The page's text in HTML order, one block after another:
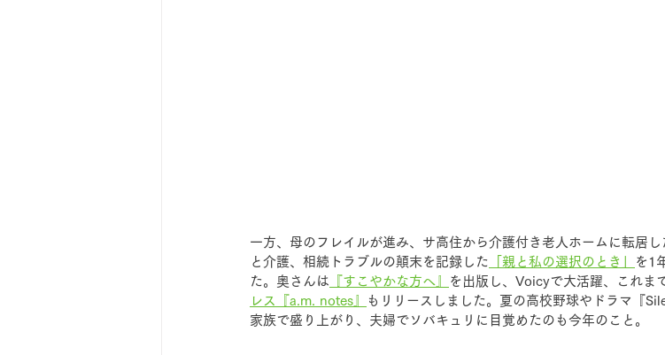
一方、母のフレイルが進み、サ高住から介護付き老人ホームに転居
と介護、相続トラブルの顛末を記録した 「親と私の選択のとき」
を1
た。奥さんは
『すこやかな方へ』 を出版し、Voicyで大活躍、これま
レス『a.m. notes』
もリリースしました。夏の高校野球やドラマ『
家族で盛り上がり、夫婦でソバキュリに目覚めたのも今年のこと。